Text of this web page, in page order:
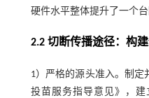
硬件水平整体提升了一个台
2.2 切断传播途径：构
1）严格的源头准入。制
投苗服务指导意见》，